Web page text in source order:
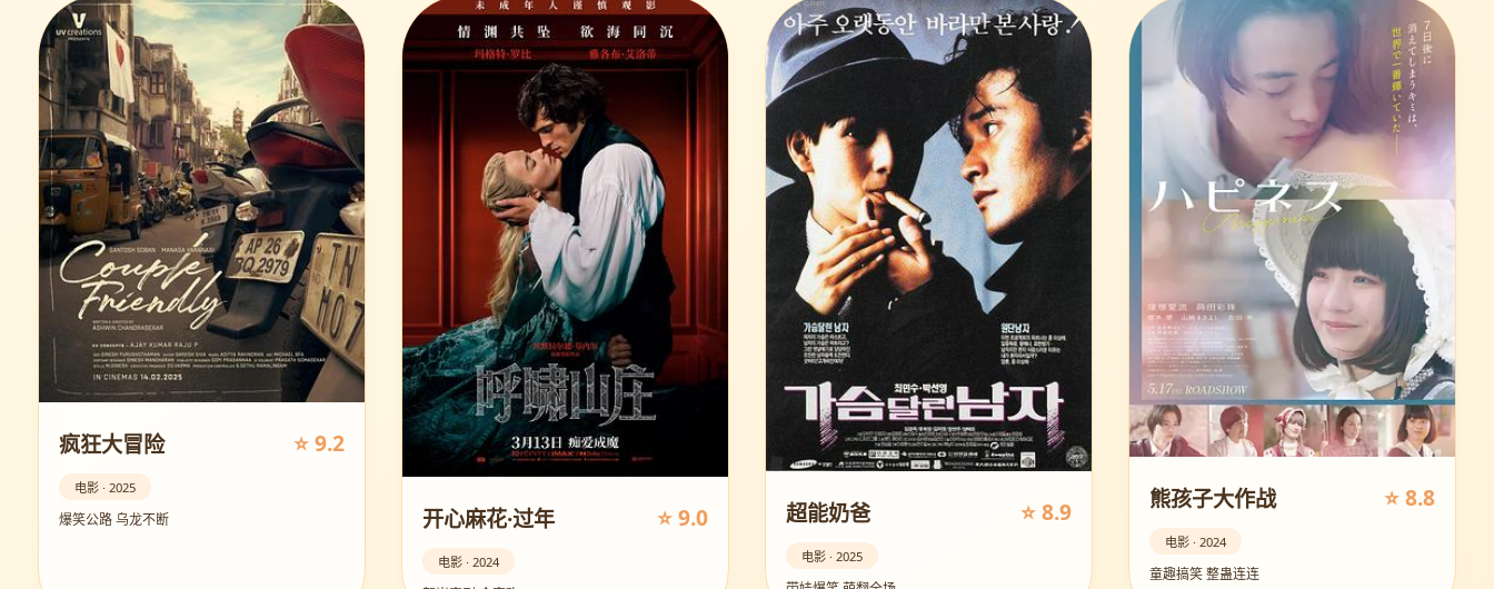
疯狂大冒险 ⭐ 9.2
电影 · 2025
爆笑公路 乌龙不断 开心麻花·过年 ⭐ 9.0
电影 · 2024
超能奶爸 ⭐ 8.9
电影 · 2025
熊孩子大作战 ⭐ 8.8
电影 · 2024
童趣搞笑 整蛊连连